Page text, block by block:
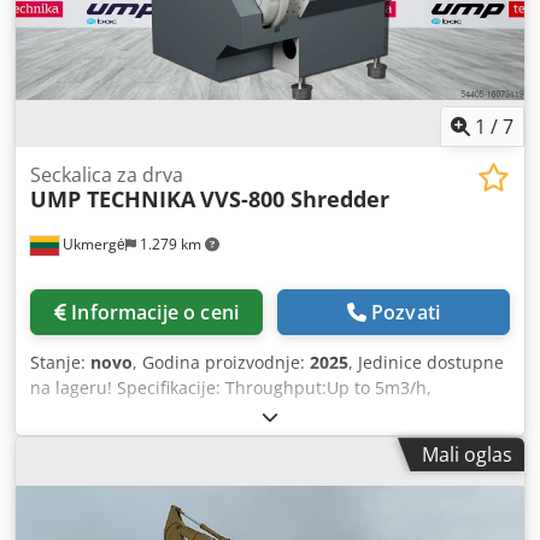
1 /7
Ukmergė 1.279 km
Seckalica za drva
UMP TECHNIKAVVS-800 Shredder
Informacije o ceni Pozvati
Stanje: novo, Godina proizvodnje: 2025, Jedinice dostupne
na lageru! Specifikacije: Throughput:Up to 5m3/h,
~700kg/h* Hoper: 0,57m3 Glavni motor: 22.5kW Hidraulics:
1.1kW Blades:38 jedinice Veličina sečiva: 35x35mm Dužina:
2100mm Širina: 1500mm Visina: 1600mm Težina: 1700kg
Ekran: D8~D40 Izlazna rupa: D200 Garancija: 2 godine /
1000 radnih mesta Cedpfx Adjtmup Uohsrf Sekači jednog
Mali oglas